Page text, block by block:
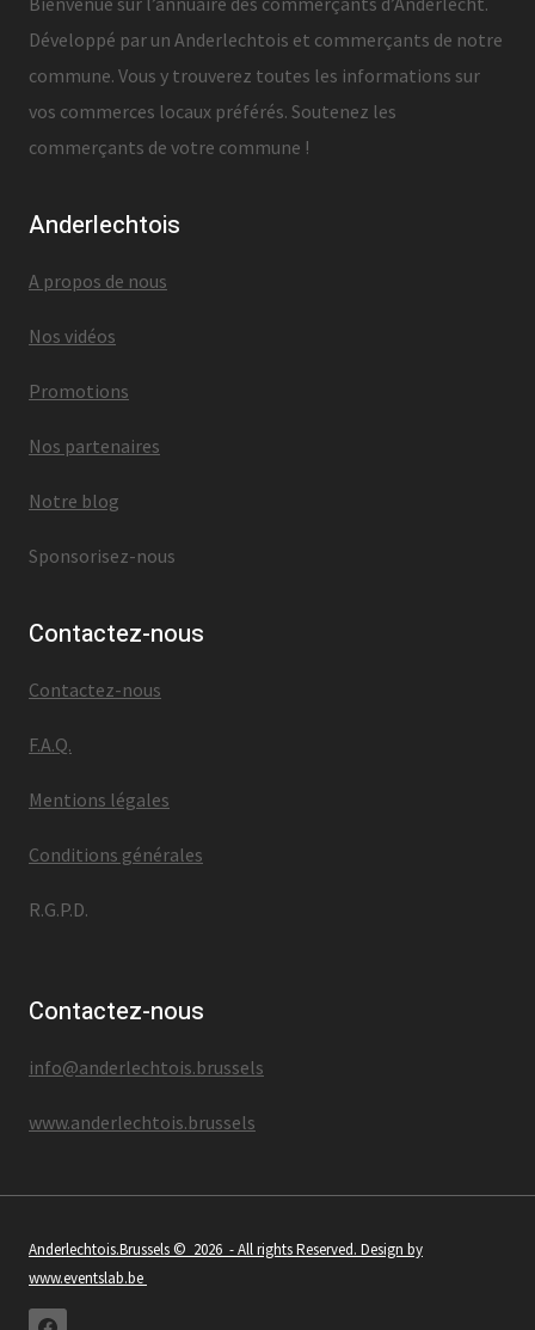
Développé par un Anderlechtois et commerçants de notre
commune. Vous y trouverez toutes les informations sur
vos commerces locaux préférés. Soutenez les
commerçants de votre commune !
Anderlechtois
A propos de nous
Nos vidéos
Promotions
Nos partenaires
Notre blog
Sponsorisez-nous
Contactez-nous
Contactez-nous
F.A.Q.
Mentions légales
Conditions générales
R.G.P.D.
Contactez-nous
info@anderlechtois.brussels
www.anderlechtois.brussels
Anderlechtois.Brussels © 2026 - All rights Reserved. Design by
www.eventslab.be